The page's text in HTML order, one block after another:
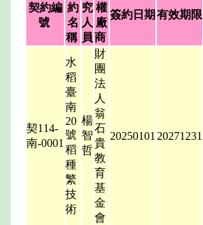
契約編
號
約
名
稱
究
人
員
權
廠
商
簽約日期 有效期限
契114-
南-0001
水
稻
臺
南
20
號
稻
種
繁
技
術
楊
智
哲
財
團
法
人
翁
石
貴
教
育
基
金
會
20250101 20271231